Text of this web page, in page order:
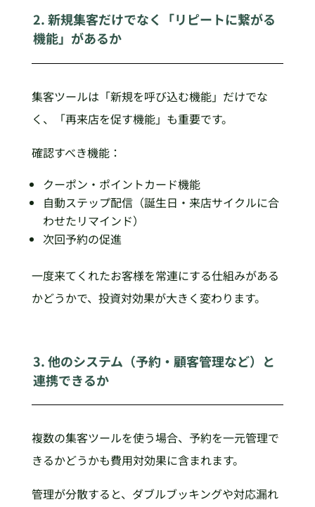
2. 新規集客だけでなく「リピートに繋がる
機能」があるか
集客ツールは「新規を呼び込む機能」だけでな
く、「再来店を促す機能」も重要です。
確認すべき機能：
クーポン・ポイントカード機能
自動ステップ配信（誕生日・来店サイクルに合
わせたリマインド）
次回予約の促進
一度来てくれたお客様を常連にする仕組みがある
かどうかで、投資対効果が大きく変わります。
3. 他のシステム（予約・顧客管理など）と
連携できるか
複数の集客ツールを使う場合、予約を一元管理で
きるかどうかも費用対効果に含まれます。
管理が分散すると、ダブルブッキングや対応漏れ